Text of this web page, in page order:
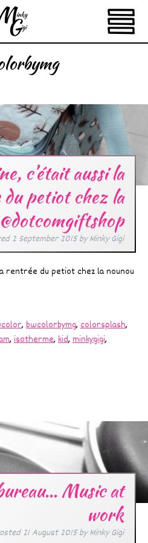
c’était aussi la
petiot chez la
2 September 2015byMinky Gigi
rentrée du petiot chez la nounou
,bwcolorbymg,colorsplash,
,isotherme,kid,minkygigi,
Music at
work
21 August 2015byMinky Gigi